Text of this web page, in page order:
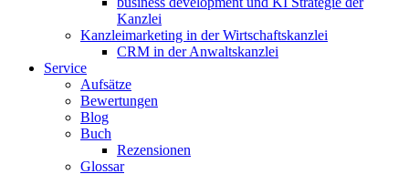
Kanzlei
Kanzleimarketing in der Wirtschaftskanzlei
CRM in der Anwaltskanzlei
Service
Aufsätze
Bewertungen
Blog
Buch
Rezensionen
Glossar